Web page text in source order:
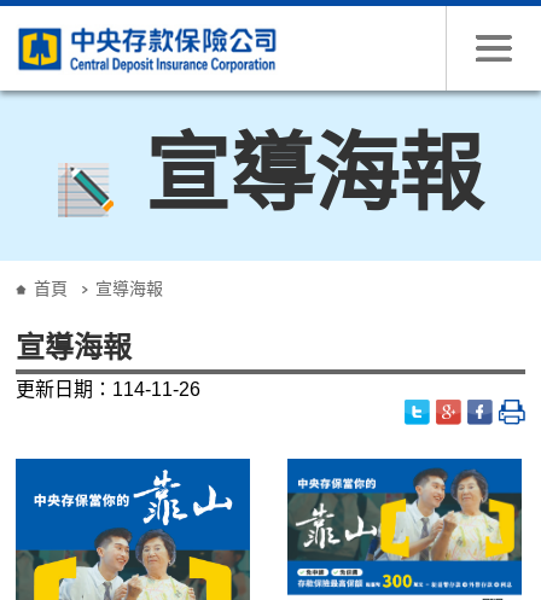
宣導海報
首頁 宣導海報
宣導海報
更新日期：114-11-26